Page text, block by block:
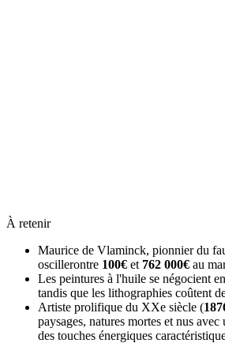
À retenir
Maurice de Vlaminck, pionnier du
oscillerontre 100€ et 762 000€ au
Les peintures à l'huile se négocient
tandis que les lithographies coûtent
Artiste prolifique du XXe siècle (
paysages, natures mortes et nus
des touches énergiques